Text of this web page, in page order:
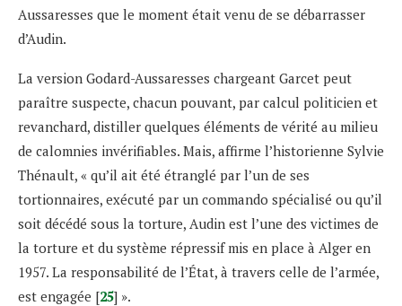
Aussaresses que le moment était venu de se débarrasser
d’Audin.
La version Godard-Aussaresses chargeant Garcet peut
paraître suspecte, chacun pouvant, par calcul politicien et
revanchard, distiller quelques éléments de vérité au milieu
de calomnies invérifiables. Mais, affirme l’historienne Sylvie
Thénault, « qu’il ait été étranglé par l’un de ses
tortionnaires, exécuté par un commando spécialisé ou qu’il
soit décédé sous la torture, Audin est l’une des victimes de
la torture et du système répressif mis en place à Alger en
1957. La responsabilité de l’État, à travers celle de l’armée,
est engagée [25] ».